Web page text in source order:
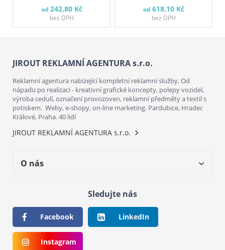
od 242,80 Kč
bez DPH
od 618,10 Kč
bez DPH
JIROUT REKLAMNÍ AGENTURA s.r.o.
Reklamní agentura nabízející kompletní reklamní služby. Od
nápadu po realizaci - kreativní grafické koncepty, polepy vozidel,
výroba cedulí, označení provozoven, reklamní předměty a textil s
potiskem. Weby, e-shopy, on-line marketing. Pardubice, Hradec
Králové, Praha. 40 lidí
JIROUT REKLAMNÍ AGENTURA s.r.o.
O nás
Sledujte nás
Facebook LinkedIn
Instagram